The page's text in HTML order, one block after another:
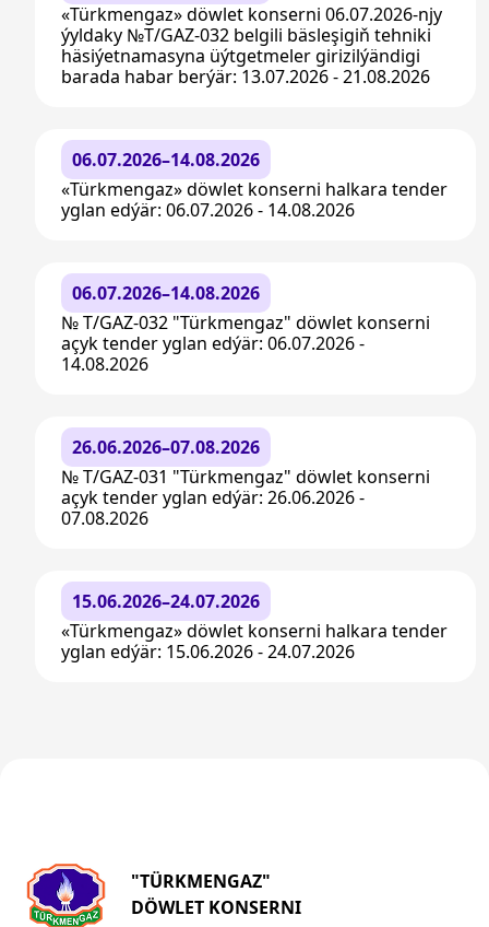
«Türkmengaz» döwlet konserni 06.07.2026-njy
ýyldaky №T/GAZ-032 belgili bäsleşigiň tehniki
häsiýetnamasyna üýtgetmeler girizilýändigi
barada habar berýär: 13.07.2026 - 21.08.2026
06.07.2026–14.08.2026
«Türkmengaz» döwlet konserni halkara tender
yglan edýär: 06.07.2026 - 14.08.2026
06.07.2026–14.08.2026
№ T/GAZ-032 "Türkmengaz" döwlet konserni
açyk tender yglan edýär: 06.07.2026 -
14.08.2026
26.06.2026–07.08.2026
№ T/GAZ-031 "Türkmengaz" döwlet konserni
açyk tender yglan edýär: 26.06.2026 -
07.08.2026
15.06.2026–24.07.2026
«Türkmengaz» döwlet konserni halkara tender
yglan edýär: 15.06.2026 - 24.07.2026
"TÜRKMENGAZ"
DÖWLET KONSERNI